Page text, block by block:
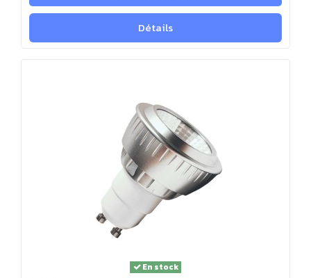
Détails
En stock